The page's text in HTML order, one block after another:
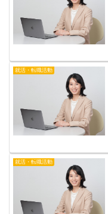
就活・転職活動
就活・転職活動